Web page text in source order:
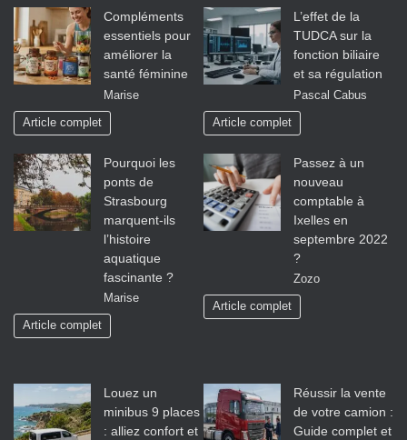
Compléments
essentiels pour
améliorer la
santé féminine
Marise
Article complet
L’effet de la
TUDCA sur la
fonction biliaire
et sa régulation
Pascal Cabus
Article complet
Pourquoi les
ponts de
Strasbourg
marquent-ils
l’histoire
aquatique
fascinante ?
Marise
Article complet
Passez à un
nouveau
comptable à
Ixelles en
septembre 2022
?
Zozo
Article complet
Louez un
minibus 9 places
: alliez confort et
Réussir la vente
de votre camion :
Guide complet et